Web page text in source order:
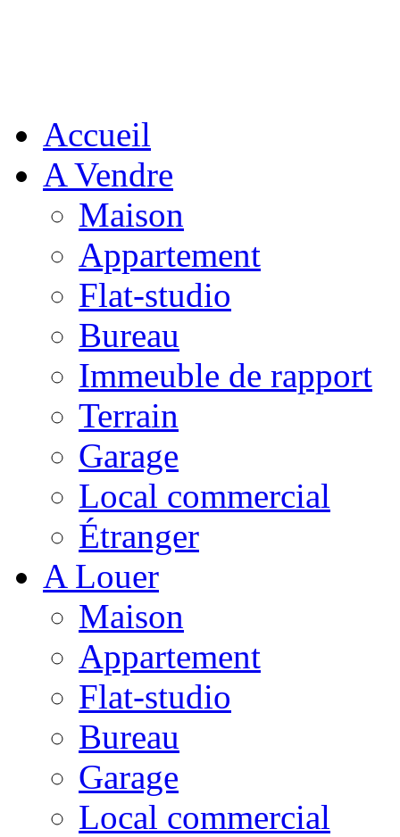
Accueil
A Vendre
Maison
Appartement
Flat-studio
Bureau
Immeuble de rapport
Terrain
Garage
Local commercial
Étranger
A Louer
Maison
Appartement
Flat-studio
Bureau
Garage
Local commercial